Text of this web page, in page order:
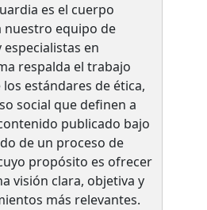
es el cuerpo
equipo de
en
respalda el trabajo
estándares de ética,
social que definen a
publicado bajo
de un proceso de
propósito es ofrecer
visión clara, objetiva y
más relevantes.